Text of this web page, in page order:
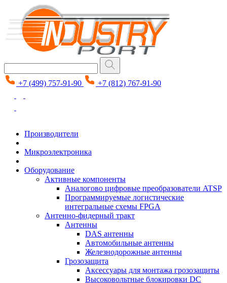
+7 (499) 757-91-90 +7 (812) 767-91-90
Производители
Микроэлектроника
Оборудование
Активные компоненты
Аналогово цифровые преобразователи ATSP
Программируемые логистические
интегральные схемы FPGA
Антенно-фидерный тракт
Антенны
DAS антенны
Автомобильные антенны
Железнодорожные антенны
Грозозащита
Аксессуары для монтажа грозозащиты
Высоковольтные блокировки DC